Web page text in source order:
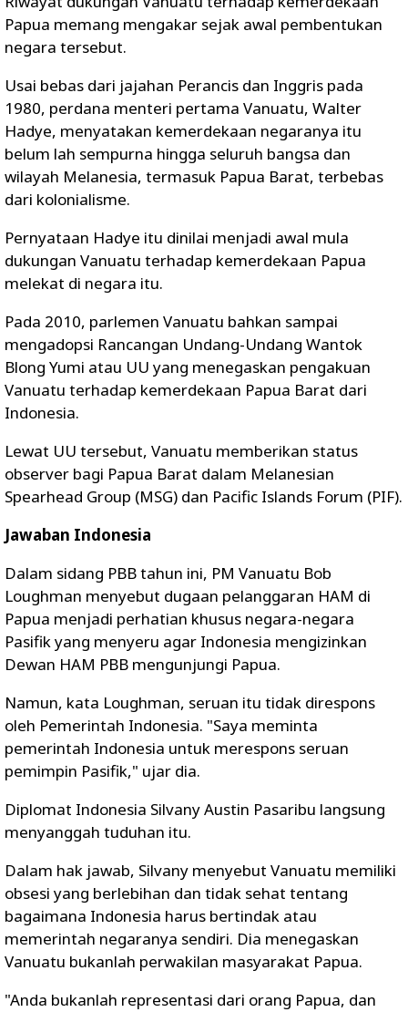
Papua memang mengakar sejak awal pembentukan
negara tersebut.
Usai bebas dari jajahan Perancis dan Inggris pada
1980, perdana menteri pertama Vanuatu, Walter
Hadye, menyatakan kemerdekaan negaranya itu
belum lah sempurna hingga seluruh bangsa dan
wilayah Melanesia, termasuk Papua Barat, terbebas
dari kolonialisme.
Pernyataan Hadye itu dinilai menjadi awal mula
dukungan Vanuatu terhadap kemerdekaan Papua
melekat di negara itu.
Pada 2010, parlemen Vanuatu bahkan sampai
mengadopsi Rancangan Undang-Undang Wantok
Blong Yumi atau UU yang menegaskan pengakuan
Vanuatu terhadap kemerdekaan Papua Barat dari
Indonesia.
Lewat UU tersebut, Vanuatu memberikan status
observer bagi Papua Barat dalam Melanesian
Spearhead Group (MSG) dan Pacific Islands Forum (PIF).
Jawaban Indonesia
Dalam sidang PBB tahun ini, PM Vanuatu Bob
Loughman menyebut dugaan pelanggaran HAM di
Papua menjadi perhatian khusus negara-negara
Pasifik yang menyeru agar Indonesia mengizinkan
Dewan HAM PBB mengunjungi Papua.
Namun, kata Loughman, seruan itu tidak direspons
oleh Pemerintah Indonesia. "Saya meminta
pemerintah Indonesia untuk merespons seruan
pemimpin Pasifik," ujar dia.
Diplomat Indonesia Silvany Austin Pasaribu langsung
menyanggah tuduhan itu.
Dalam hak jawab, Silvany menyebut Vanuatu memiliki
obsesi yang berlebihan dan tidak sehat tentang
bagaimana Indonesia harus bertindak atau
memerintah negaranya sendiri. Dia menegaskan
Vanuatu bukanlah perwakilan masyarakat Papua.
"Anda bukanlah representasi dari orang Papua, dan